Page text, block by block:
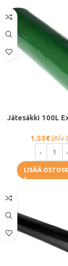
Jätesäkki 100L
1.55€(Alv
LISÄÄ